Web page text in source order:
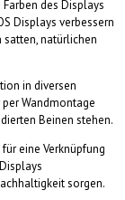
des Displays
Displays verbessern
natürlichen
in diversen
Wandmontage
Beinen stehen.
eine Verknüpfung
sorgen.